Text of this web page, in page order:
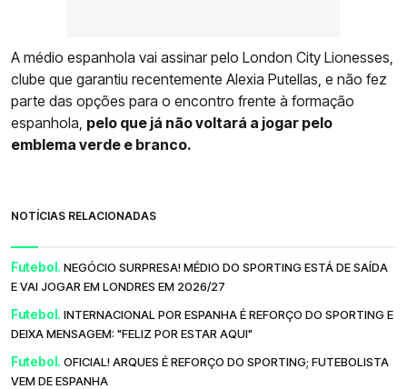
A médio espanhola vai assinar pelo London City Lionesses,
clube que garantiu recentemente Alexia Putellas, e não fez
parte das opções para o encontro frente à formação
espanhola, pelo que já não voltará a jogar pelo
emblema verde e branco.
NOTÍCIAS RELACIONADAS
Futebol. NEGÓCIO SURPRESA! MÉDIO DO SPORTING ESTÁ DE SAÍDA
E VAI JOGAR EM LONDRES EM 2026/27
Futebol. INTERNACIONAL POR ESPANHA É REFORÇO DO SPORTING E
DEIXA MENSAGEM: "FELIZ POR ESTAR AQUI"
Futebol. OFICIAL! ARQUES É REFORÇO DO SPORTING; FUTEBOLISTA
VEM DE ESPANHA